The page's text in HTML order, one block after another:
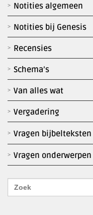
Notities algemeen
Notities bij Genesis
Recensies
Schema’s
Van alles wat
Vergadering
Vragen bijbelteksten
Vragen onderwerpen
Zoek
naar: